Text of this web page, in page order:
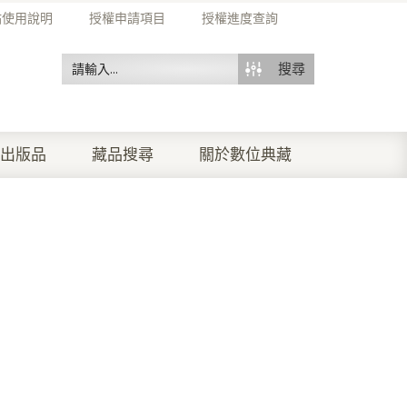
用說明 授權申請項目 授權進度查詢
搜尋
版品 藏品搜尋 關於數位典藏